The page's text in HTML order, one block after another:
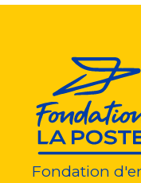
Fondation